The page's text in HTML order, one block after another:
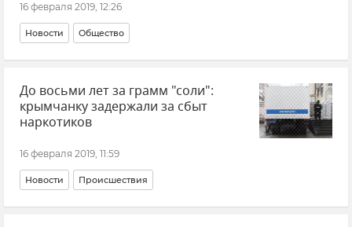
16 февраля 2019, 12:26
Новости Общество
До восьми лет за грамм "соли":
крымчанку задержали за сбыт
наркотиков
16 февраля 2019, 11:59
Новости Происшествия